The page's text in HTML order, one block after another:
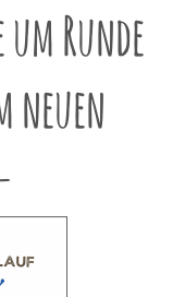
neuen